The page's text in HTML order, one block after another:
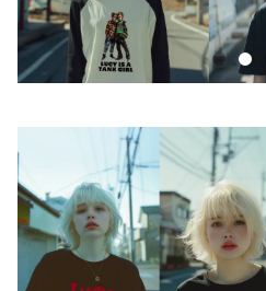
Androidケース
iPhoneケース
スマホリング
ステッカー
アクセサリー
バッグ
アートワーク